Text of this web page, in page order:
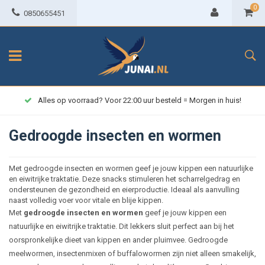
0850655451
0
Alles op voorraad? Voor 22:00 uur besteld = Morgen in huis!
Gedroogde insecten en wormen
Met gedroogde insecten en wormen geef je jouw kippen een natuurlijke
en eiwitrijke traktatie. Deze snacks stimuleren het scharrelgedrag en
ondersteunen de gezondheid en eierproductie. Ideaal als aanvulling
naast volledig voer voor vitale en blije kippen.
Met gedroogde insecten en wormen geef je jouw kippen een
natuurlijke en eiwitrijke traktatie. Dit lekkers sluit perfect aan bij het
oorspronkelijke dieet van kippen en ander pluimvee. Gedroogde
meelwormen, insectenmixen of buffalowormen zijn niet alleen smakelijk,